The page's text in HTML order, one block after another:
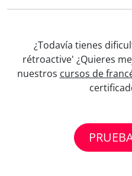
¿Todavía tienes
rétroactive' ¿Quieres
nuestros cursos de